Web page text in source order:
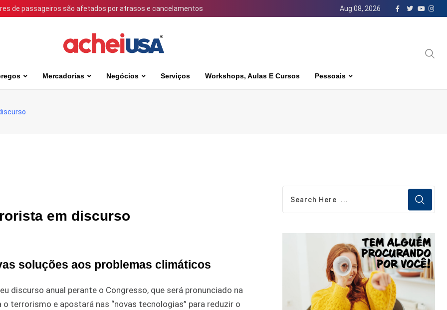
de passageiros são afetados por atrasos e cancelamentos Aug 08, 2026
Mercadorias Negócios Serviços Workshops, Aulas E Cursos Pessoais
em discurso
soluções aos problemas climáticos
discurso anual perante o Congresso, que será pronunciado na
terrorismo e apostará nas “novas tecnologias” para reduzir o